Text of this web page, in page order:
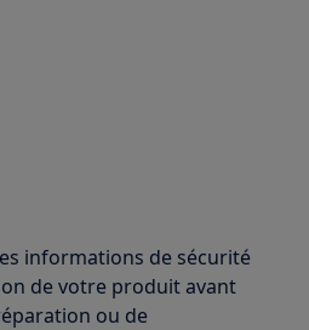
informations de sécurité
de votre produit avant
ou de